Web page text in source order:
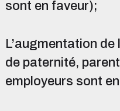
sont en faveur);
L’augmentation
de paternité,
employeurs sont